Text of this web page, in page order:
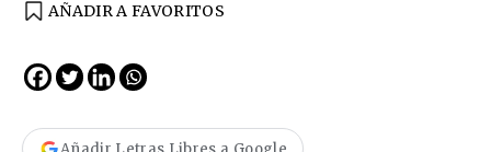
AÑADIR A FAVORITOS